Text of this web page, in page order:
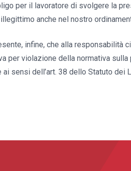
per il lavoratore di svolgere la
anche nel nostro
infine, che alla responsabilità
per violazione della normativa
ai sensi dell’art. 38 dello Statuto dei